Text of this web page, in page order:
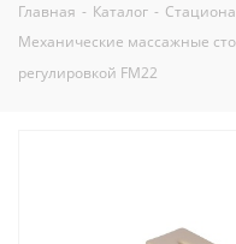
Главная - Каталог -
Механические массажные
регулировкой FМ22